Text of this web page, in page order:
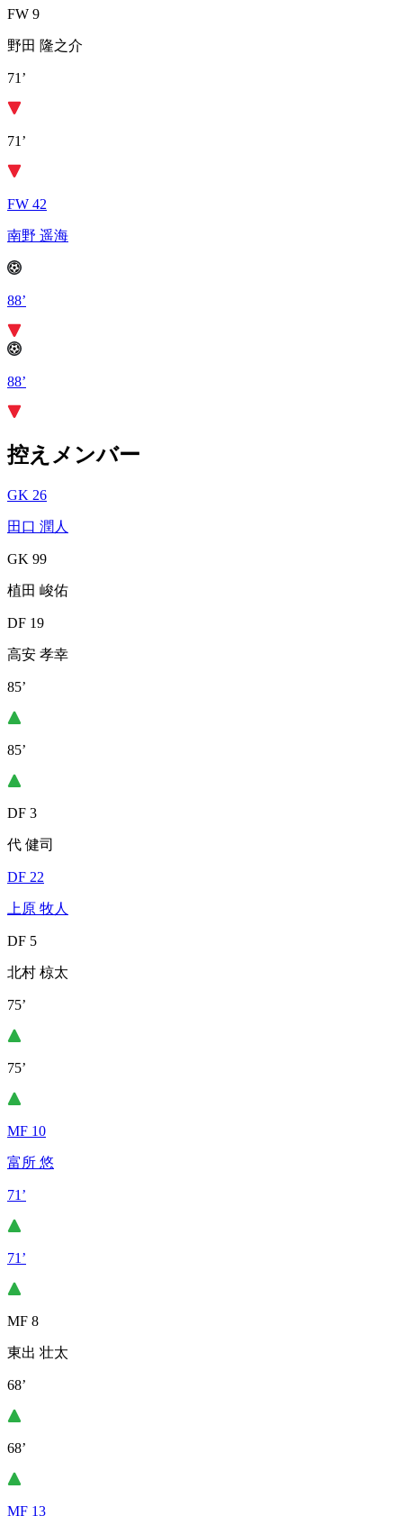
FW 9
野田 隆之介
71’
71’
FW 42
南野 遥海
88’
88’
控えメンバー
GK 26
田口 潤人
GK 99
植田 峻佑
DF 19
高安 孝幸
85’
85’
DF 3
代 健司
DF 22
上原 牧人
DF 5
北村 椋太
75’
75’
MF 10
富所 悠
71’
71’
MF 8
東出 壮太
68’
68’
MF 13